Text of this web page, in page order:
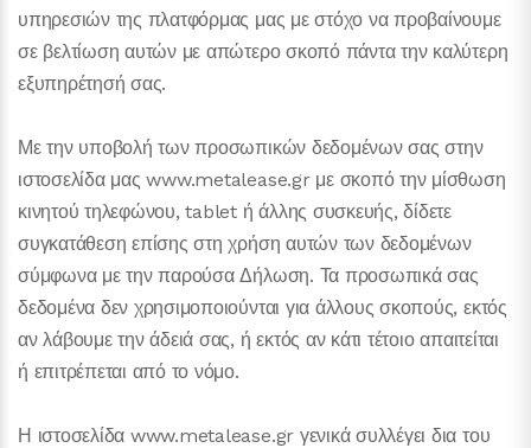
υπηρεσιών της πλατφόρμας μας με στόχο να προβαίνουμε
σε βελτίωση αυτών με απώτερο σκοπό πάντα την καλύτερη
εξυπηρέτησή σας.
Με την υποβολή των προσωπικών δεδομένων σας στην
ιστοσελίδα μας www.metalease.gr με σκοπό την μίσθωση
κινητού τηλεφώνου, tablet ή άλλης συσκευής, δίδετε
συγκατάθεση επίσης στη χρήση αυτών των δεδομένων
σύμφωνα με την παρούσα Δήλωση. Τα προσωπικά σας
δεδομένα δεν χρησιμοποιούνται για άλλους σκοπούς, εκτός
αν λάβουμε την άδειά σας, ή εκτός αν κάτι τέτοιο απαιτείται
ή επιτρέπεται από το νόμο.
Η ιστοσελίδα www.metalease.gr γενικά συλλέγει δια του